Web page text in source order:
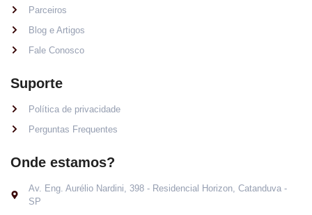
Parceiros
Blog e Artigos
Fale Conosco
Suporte
Política de privacidade
Perguntas Frequentes
Onde estamos?
Av. Eng. Aurélio Nardini, 398 - Residencial Horizon, Catanduva -
SP